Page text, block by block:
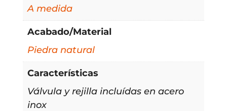
A medida
Acabado/Material
Piedra natural
Características
Válvula y rejilla incluídas en acero
inox